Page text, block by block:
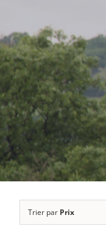
Trier par Prix